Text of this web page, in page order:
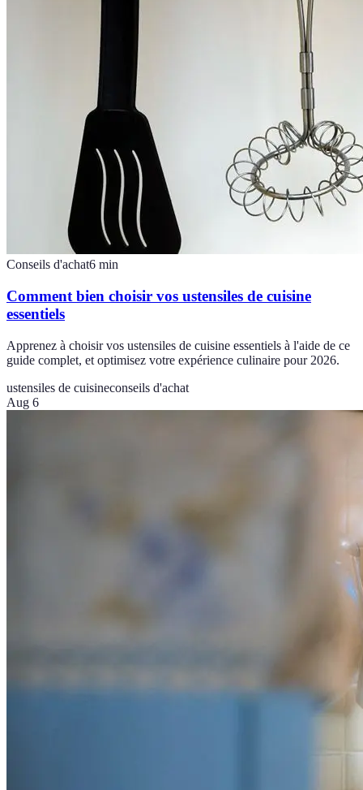
Conseils d'achat6 min
Comment bien choisir vos ustensiles de cuisine
essentiels
Apprenez à choisir vos ustensiles de cuisine essentiels à l'aide de ce
guide complet, et optimisez votre expérience culinaire pour 2026.
ustensiles de cuisineconseils d'achat
Aug 6